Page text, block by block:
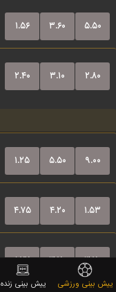
۱.۵۶ ۳.۶۰ ۵.۵۰
۲.۴۰ ۳.۱۰ ۲.۸۰
۱.۲۵ ۵.۵۰ ۹.۰۰
۴.۷۵ ۴.۲۰ ۱.۵۳
۱.۷۷ ۳.۷۰ ۳.۷۰
پیش بینی ورزشی پیش بینی زنده